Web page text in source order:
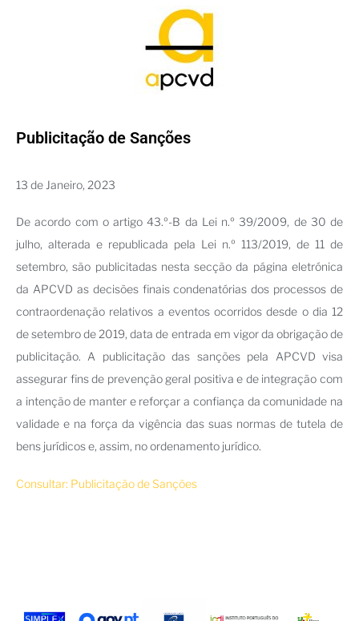
Publicitação de Sanções
13 de Janeiro, 2023
De acordo com o artigo 43.º-B da Lei n.º 39/2009, de 30 de
julho, alterada e republicada pela Lei n.º 113/2019, de 11 de
setembro, são publicitadas nesta secção da página eletrónica
da APCVD as decisões finais condenatórias dos processos de
contraordenação relativos a eventos ocorridos desde o dia 12
de setembro de 2019, data de entrada em vigor da obrigação de
publicitação. A publicitação das sanções pela APCVD visa
assegurar fins de prevenção geral positiva e de integração com
a intenção de manter e reforçar a confiança da comunidade na
validade e na força da vigência das suas normas de tutela de
bens jurídicos e, assim, no ordenamento jurídico.
Consultar: Publicitação de Sanções